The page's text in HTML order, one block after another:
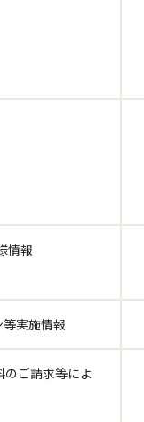
情報
実施情報
ご請求等によ